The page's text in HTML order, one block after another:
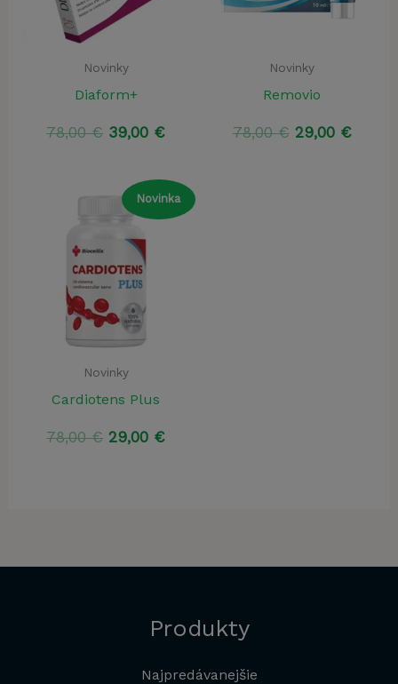
Novinky
Diaform+
78,00€ Pôvodná
78,00 €.
39,00 €Aktuálna
39,00 €.
Novinky
Removio
78,00€ Pôvodná
29,00 €
Novinka
Novinky
Cardiotens Plus
78,00€ Pôvodná
29,00 €Aktuálna
Produkty
Najpredávanejšie